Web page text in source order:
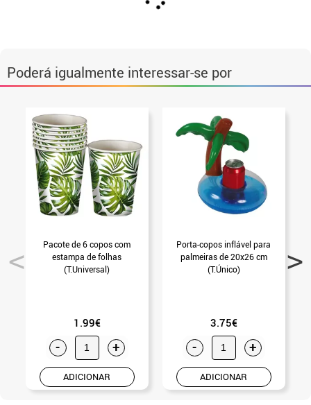
Poderá igualmente interessar-se por
Pacote de 6 copos com
estampa de folhas
(T.Universal)
1.99€
- +
ADICIONAR
Porta-copos inflável para
palmeiras de 20x26 cm
(T.Único)
3.75€
- +
ADICIONAR